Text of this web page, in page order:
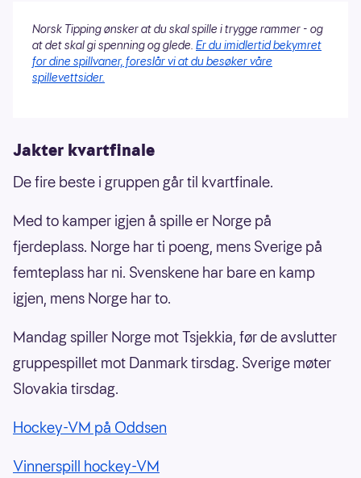
Norsk Tipping ønsker at du skal spille i trygge rammer - og
at det skal gi spenning og glede. Er du imidlertid bekymret
for dine spillvaner, foreslår vi at du besøker våre
spillevettsider.
Jakter kvartfinale
De fire beste i gruppen går til kvartfinale.
Med to kamper igjen å spille er Norge på
fjerdeplass. Norge har ti poeng, mens Sverige på
femteplass har ni. Svenskene har bare en kamp
igjen, mens Norge har to.
Mandag spiller Norge mot Tsjekkia, før de avslutter
gruppespillet mot Danmark tirsdag. Sverige møter
Slovakia tirsdag.
Hockey-VM på Oddsen
Vinnerspill hockey-VM